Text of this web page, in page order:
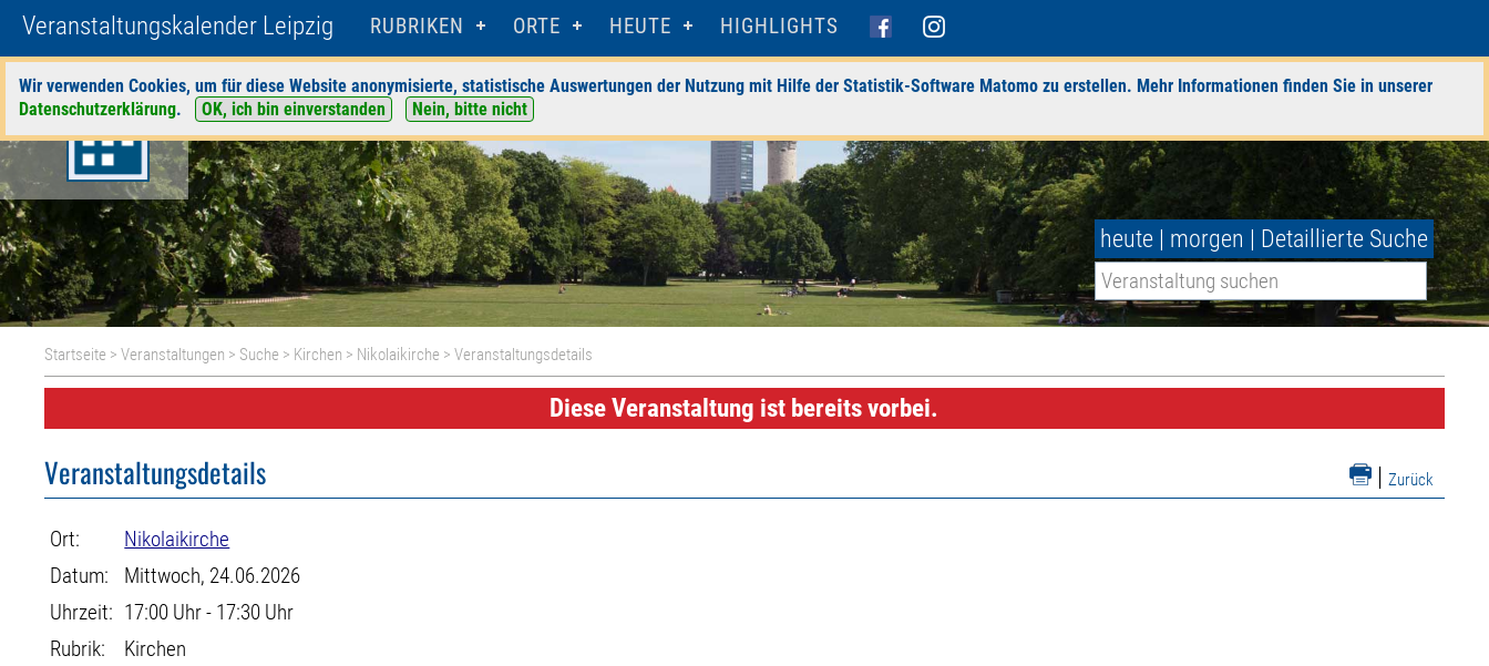
Veranstaltungskalender Leipzig RUBRIKEN ORTE HEUTE HIGHLIGHTS
Wir verwenden Cookies, um für diese Website anonymisierte, statistische Auswertungen der Nutzung mit Hilfe der Statistik-Software Matomo zu erstellen. Mehr Informationen finden Sie in unserer
Datenschutzerklärung. OK, ich bin einverstanden Nein, bitte nicht
heute | morgen | Detaillierte Suche
Startseite >Veranstaltungen > Suche > Kirchen > Nikolaikirche > Veranstaltungsdetails
Diese Veranstaltung ist bereits vorbei.
| Zurück
Veranstaltungsdetails
Ort:
Nikolaikirche
Datum:
Mittwoch, 24.06.2026
Uhrzeit: 17:00 Uhr - 17:30 Uhr
Rubrik:
Kirchen